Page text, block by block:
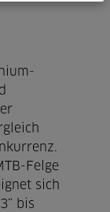
Felge
sich
bis